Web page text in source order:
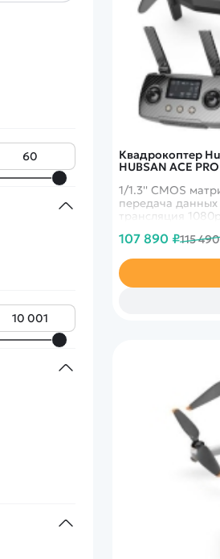
Квадрокоптер
HUBSAN ACE
1/1.3'' CMOS
передача данных
трансляция
107 890 ₽115